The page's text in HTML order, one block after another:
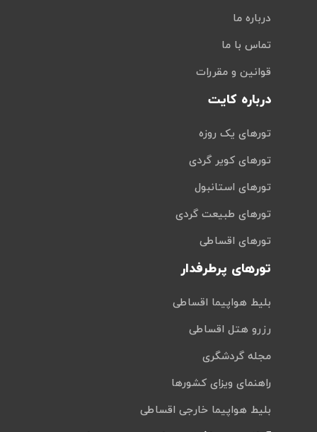
درباره ما
تماس با ما
قوانین و مقررات
درباره کایت
تورهای یک روزه
تورهای کویر گردی
تورهای استانبول
تورهای طبیعت گردی
تورهای اقساطی
تورهای پرطرفدار
بلیط هواپیما اقساطی
رزرو هتل اقساطی
مجله گردشگری
راهنمای ویزای کشورها
بلیط هواپیما خارجی اقساطی